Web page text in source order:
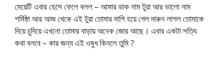
মেয়েটি এবার হেসে ফেলে বলল – আমার ডাক নাম টুয়া আর ভালো নাম
শর্মিষ্ঠা আর আজ থেকে এই টুয়া তোমার মাগি হয়ে গেল দারুন লাগল তোমাকে
দিয়ে চুদিয়ে এখনো তোমার বাড়ায় অনেক জোর আছে। এবার একটা সত্যি
কথা বলবে – কার জন্য এই ওষুধ কিনলে তুমি ?